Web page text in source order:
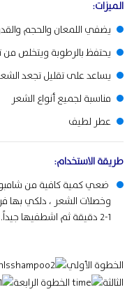
الميزات:
يضفي اللمعان والحجم
يحتفظ بالرطوبة ويتخلص
يساعد على تقليل تجعد
مناسبة لجميع أنواع الشعر
عطر لطيف
طريقةالاستخدام:
ضعي كمية كافية من شامبو
وخصلات الشعر ، دلكي بها
1-2 دقيقة ثم اشطفيها جيداً. كرر إذا لزم الأمر.
الخطوة الأولي
الثالثة
الخطوة الرابعة